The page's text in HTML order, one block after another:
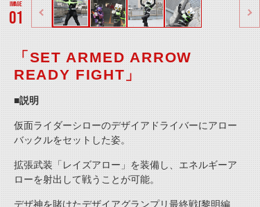
01
「SET ARMED ARROW
READY FIGHT」
■説明
仮面ライダーシローのデザイアドライバーにアロー
バックルをセットした姿。
拡張武装「レイズアロー」を装備し、エネルギーア
ローを射出して戦うことが可能。
デザ神を賭けたデザイアグランプリ最終戦[黎明編